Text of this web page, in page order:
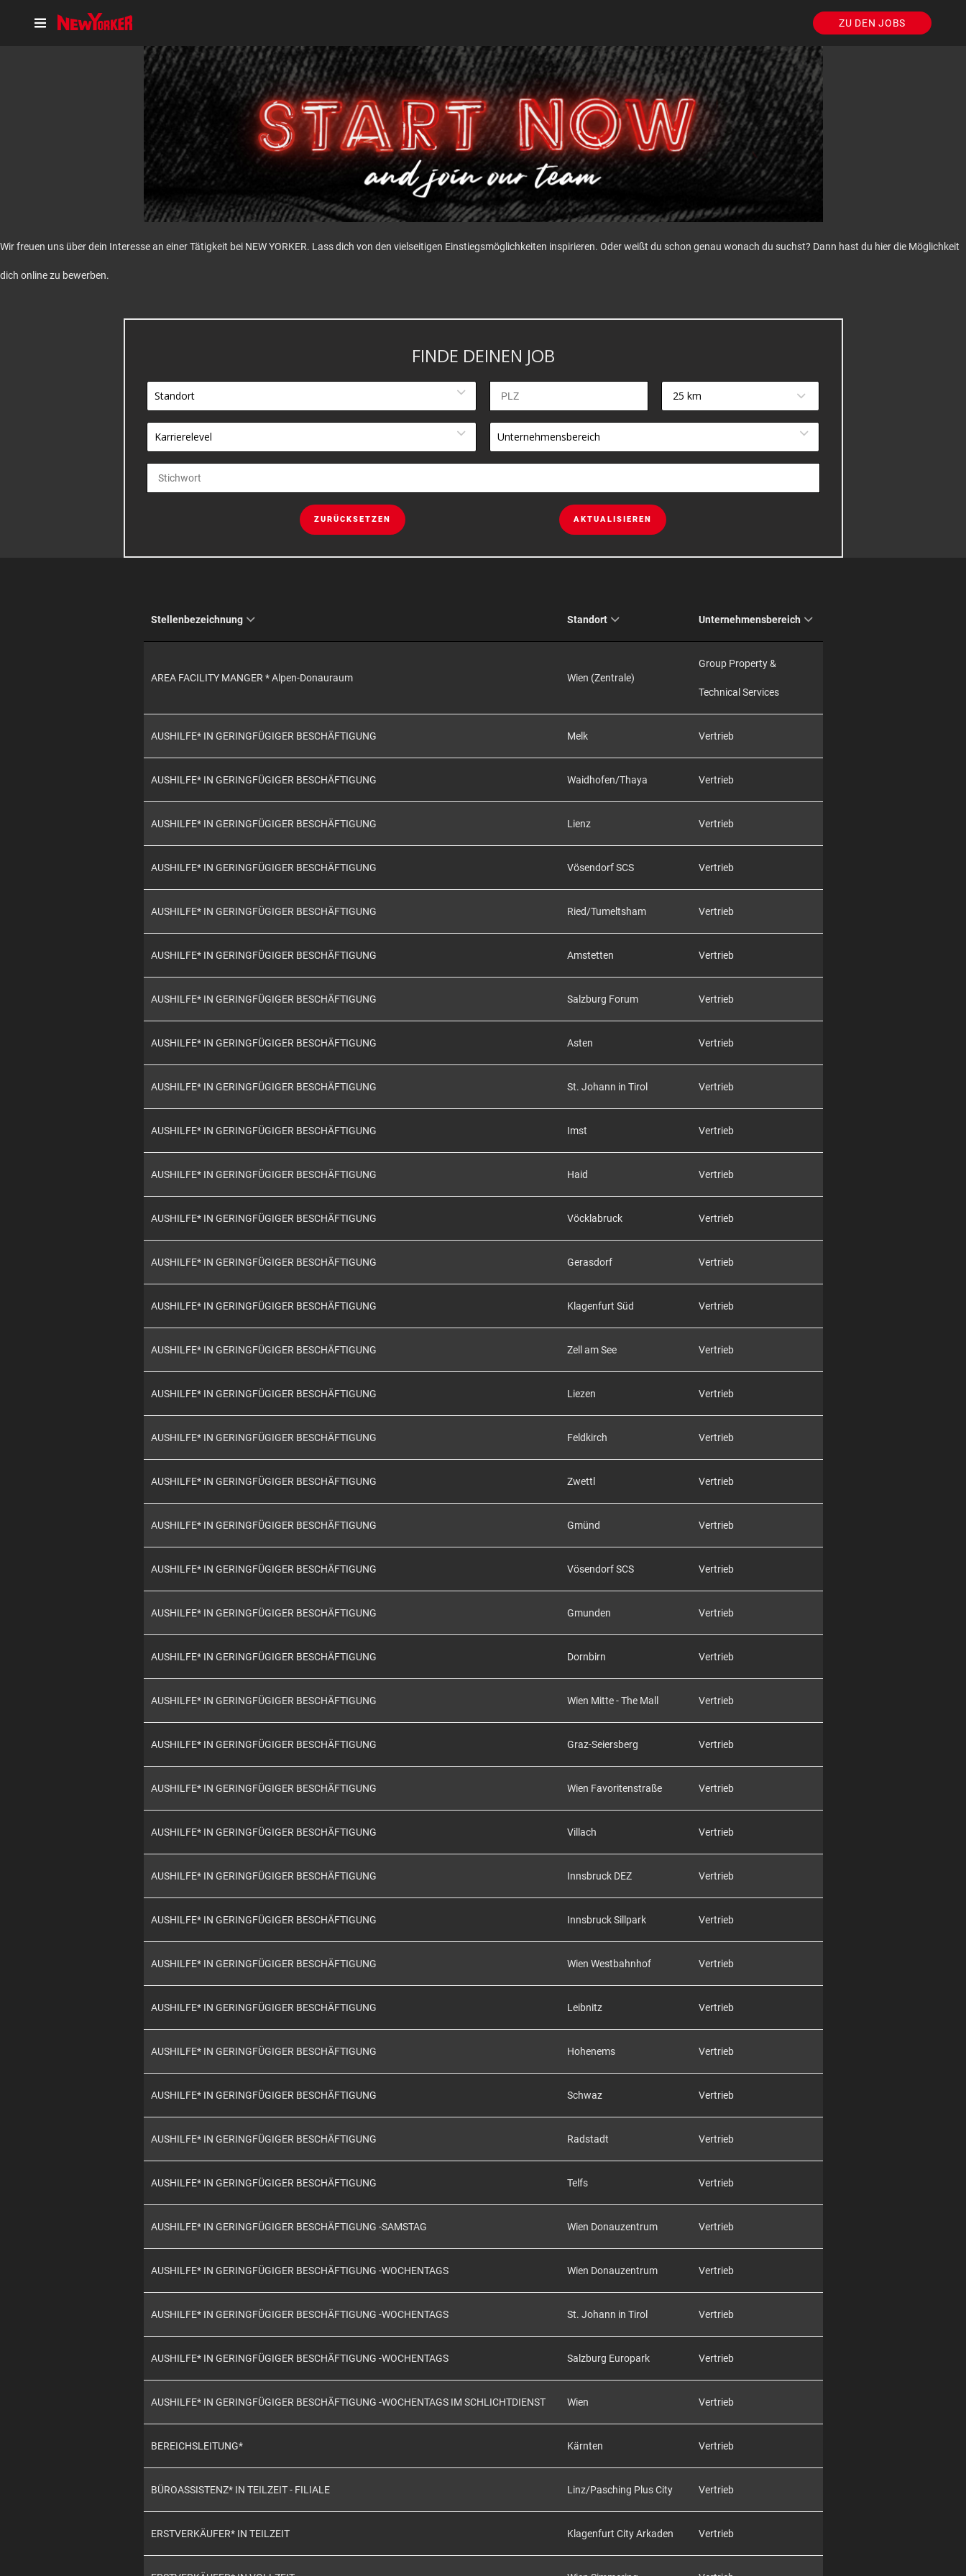
ZU DEN JOBS
Wir freuen uns über dein Interesse an einer Tätigkeit bei NEW YORKER. Lass dich von den vielseitigen Einstiegsmöglichkeiten inspirieren. Oder weißt du schon genau wonach du suchst? Dann hast du hier die Möglichkeit
dich online zu bewerben.
FINDE DEINEN JOB
Standort 25 km
Karrierelevel Unternehmensbereich
ZURÜCKSETZEN AKTUALISIEREN
Stellenbezeichnung Standort Unternehmensbereich
AREA FACILITY MANGER * Alpen-Donauraum Wien (Zentrale)
Group Property &
Technical Services
AUSHILFE* IN GERINGFÜGIGER BESCHÄFTIGUNG Melk Vertrieb
AUSHILFE* IN GERINGFÜGIGER BESCHÄFTIGUNG Waidhofen/Thaya Vertrieb
AUSHILFE* IN GERINGFÜGIGER BESCHÄFTIGUNG Lienz Vertrieb
AUSHILFE* IN GERINGFÜGIGER BESCHÄFTIGUNG Vösendorf SCS Vertrieb
AUSHILFE* IN GERINGFÜGIGER BESCHÄFTIGUNG Ried/Tumeltsham Vertrieb
AUSHILFE* IN GERINGFÜGIGER BESCHÄFTIGUNG Amstetten Vertrieb
AUSHILFE* IN GERINGFÜGIGER BESCHÄFTIGUNG Salzburg Forum Vertrieb
AUSHILFE* IN GERINGFÜGIGER BESCHÄFTIGUNG Asten Vertrieb
AUSHILFE* IN GERINGFÜGIGER BESCHÄFTIGUNG St. Johann in Tirol Vertrieb
AUSHILFE* IN GERINGFÜGIGER BESCHÄFTIGUNG Imst Vertrieb
AUSHILFE* IN GERINGFÜGIGER BESCHÄFTIGUNG Haid Vertrieb
AUSHILFE* IN GERINGFÜGIGER BESCHÄFTIGUNG Vöcklabruck Vertrieb
AUSHILFE* IN GERINGFÜGIGER BESCHÄFTIGUNG Gerasdorf Vertrieb
AUSHILFE* IN GERINGFÜGIGER BESCHÄFTIGUNG Klagenfurt Süd Vertrieb
AUSHILFE* IN GERINGFÜGIGER BESCHÄFTIGUNG Zell am See Vertrieb
AUSHILFE* IN GERINGFÜGIGER BESCHÄFTIGUNG Liezen Vertrieb
AUSHILFE* IN GERINGFÜGIGER BESCHÄFTIGUNG Feldkirch Vertrieb
AUSHILFE* IN GERINGFÜGIGER BESCHÄFTIGUNG Zwettl Vertrieb
AUSHILFE* IN GERINGFÜGIGER BESCHÄFTIGUNG Gmünd Vertrieb
AUSHILFE* IN GERINGFÜGIGER BESCHÄFTIGUNG Vösendorf SCS Vertrieb
AUSHILFE* IN GERINGFÜGIGER BESCHÄFTIGUNG Gmunden Vertrieb
AUSHILFE* IN GERINGFÜGIGER BESCHÄFTIGUNG Dornbirn Vertrieb
AUSHILFE* IN GERINGFÜGIGER BESCHÄFTIGUNG Wien Mitte - The Mall Vertrieb
AUSHILFE* IN GERINGFÜGIGER BESCHÄFTIGUNG Graz-Seiersberg Vertrieb
AUSHILFE* IN GERINGFÜGIGER BESCHÄFTIGUNG Wien Favoritenstraße Vertrieb
AUSHILFE* IN GERINGFÜGIGER BESCHÄFTIGUNG Villach Vertrieb
AUSHILFE* IN GERINGFÜGIGER BESCHÄFTIGUNG Innsbruck DEZ Vertrieb
AUSHILFE* IN GERINGFÜGIGER BESCHÄFTIGUNG Innsbruck Sillpark Vertrieb
AUSHILFE* IN GERINGFÜGIGER BESCHÄFTIGUNG Wien Westbahnhof Vertrieb
AUSHILFE* IN GERINGFÜGIGER BESCHÄFTIGUNG Leibnitz Vertrieb
AUSHILFE* IN GERINGFÜGIGER BESCHÄFTIGUNG Hohenems Vertrieb
AUSHILFE* IN GERINGFÜGIGER BESCHÄFTIGUNG Schwaz Vertrieb
AUSHILFE* IN GERINGFÜGIGER BESCHÄFTIGUNG Radstadt Vertrieb
AUSHILFE* IN GERINGFÜGIGER BESCHÄFTIGUNG Telfs Vertrieb
AUSHILFE* IN GERINGFÜGIGER BESCHÄFTIGUNG -SAMSTAG Wien Donauzentrum Vertrieb
AUSHILFE* IN GERINGFÜGIGER BESCHÄFTIGUNG -WOCHENTAGS Wien Donauzentrum Vertrieb
AUSHILFE* IN GERINGFÜGIGER BESCHÄFTIGUNG -WOCHENTAGS St. Johann in Tirol Vertrieb
AUSHILFE* IN GERINGFÜGIGER BESCHÄFTIGUNG -WOCHENTAGS Salzburg Europark Vertrieb
AUSHILFE* IN GERINGFÜGIGER BESCHÄFTIGUNG -WOCHENTAGS IM SCHLICHTDIENST Wien Vertrieb
BEREICHSLEITUNG* Kärnten Vertrieb
BÜROASSISTENZ* IN TEILZEIT - FILIALE Linz/Pasching Plus City Vertrieb
ERSTVERKÄUFER* IN TEILZEIT Klagenfurt City Arkaden Vertrieb